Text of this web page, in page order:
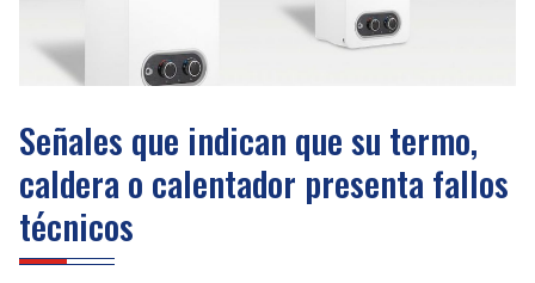
Señales que indican que su termo,
caldera o calentador presenta fallos
técnicos